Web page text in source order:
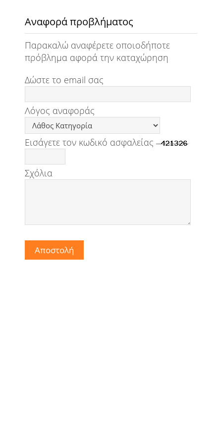
Αναφορά προβλήματος
Παρακαλώ αναφέρετε οποιοδήποτε
πρόβλημα αφορά την καταχώρηση
Δώστε το email σας
Λόγος αναφοράς
Εισάγετε τον κωδικό ασφαλείας
Σχόλια